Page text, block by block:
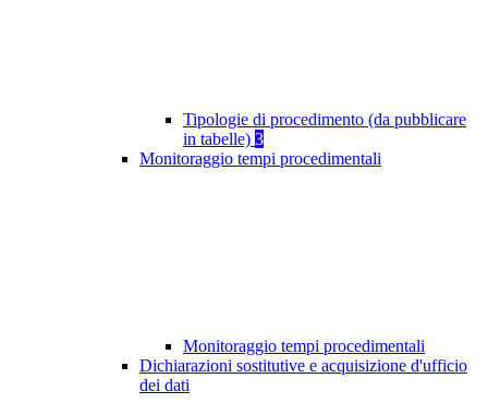
Tipologie di procedimento (da pubblicare
in tabelle) 3
Monitoraggio tempi procedimentali
Monitoraggio tempi procedimentali
Dichiarazioni sostitutive e acquisizione d'ufficio
dei dati